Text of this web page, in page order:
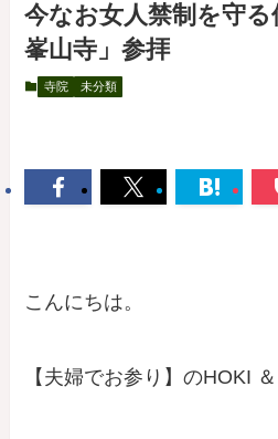
今なお女人禁制を守
峯山寺」参拝
寺院 未分類
こんにちは。
【夫婦でお参り】のHOKI